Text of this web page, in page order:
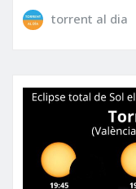
torrent al dia